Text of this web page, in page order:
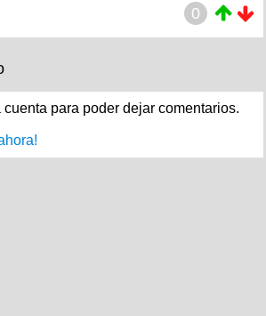
0
para poder dejar comentarios.